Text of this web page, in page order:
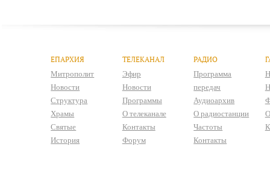
ЕПАРХИЯ
Митрополит
Новости
Структура
Храмы
Святые
История
ТЕЛЕКАНАЛ
Эфир
Новости
Программы
О телеканале
Контакты
Форум
РАДИО
Программа
передач
Аудиоархив
О радиостанции
Частоты
Контакты